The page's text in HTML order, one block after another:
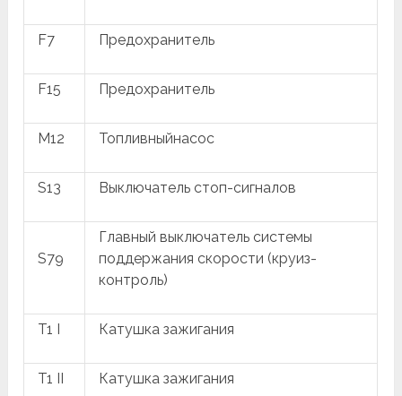
F7 Предохранитель
F15 Предохранитель
M12 Топливныйнасос
S13 Выключатель стоп-сигналов
S79
Главный выключатель системы
поддержания скорости (круиз-
контроль)
T1 I Катушка зажигания
T1 II Катушка зажигания